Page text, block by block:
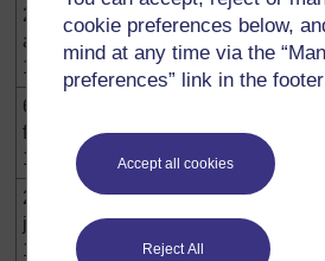
cookie preferences below,
mind at any time via the
preferences” link in the
Accept all cookies
Reject All
25
août
1993
Élections présidentielles. Le
GNASSINGBE Eyadéma est
6-20
fév
1994
21
juin
1998
Élections présidentielles. Le
GNASSINGBE Eyadéma est